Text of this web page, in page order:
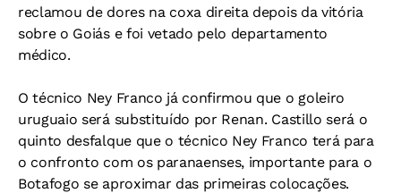
reclamou de dores na coxa direita depois da vitória
sobre o Goiás e foi vetado pelo departamento
médico.
O técnico Ney Franco já confirmou que o goleiro
uruguaio será substituído por Renan. Castillo será o
quinto desfalque que o técnico Ney Franco terá para
o confronto com os paranaenses, importante para o
Botafogo se aproximar das primeiras colocações.